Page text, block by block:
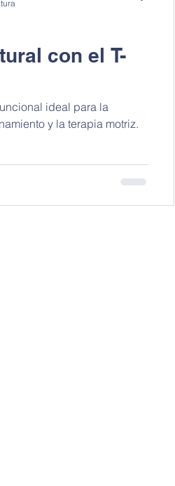
con el T-
ideal para la
y la terapia motriz.